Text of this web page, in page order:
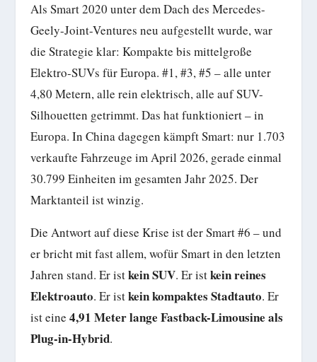
Als Smart 2020 unter dem Dach des Mercedes-
Geely-Joint-Ventures neu aufgestellt wurde, war
die Strategie klar: Kompakte bis mittelgroße
Elektro-SUVs für Europa. #1, #3, #5 – alle unter
4,80 Metern, alle rein elektrisch, alle auf SUV-
Silhouetten getrimmt. Das hat funktioniert – in
Europa. In China dagegen kämpft Smart: nur 1.703
verkaufte Fahrzeuge im April 2026, gerade einmal
30.799 Einheiten im gesamten Jahr 2025. Der
Marktanteil ist winzig.
Die Antwort auf diese Krise ist der Smart #6 – und
er bricht mit fast allem, wofür Smart in den letzten
Jahren stand. Er istkein SUV. Er istkein reines
Elektroauto. Er istkein kompaktes Stadtauto. Er
ist eine 4,91 Meter lange Fastback-Limousine als
Plug-in-Hybrid.